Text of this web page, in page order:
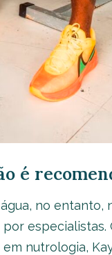
é
no entanto,
especialistas.
nutrologia,